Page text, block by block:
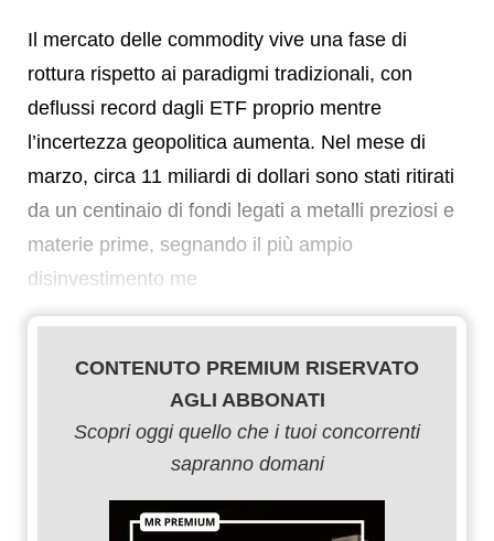
Il mercato delle commodity vive una fase di
rottura rispetto ai paradigmi tradizionali, con
deflussi record dagli ETF proprio mentre
l’incertezza geopolitica aumenta. Nel mese di
marzo, circa 11 miliardi di dollari sono stati ritirati
da un centinaio di fondi legati a metalli preziosi e
materie prime, segnando il più ampio
disinvestimento me
CONTENUTO PREMIUM RISERVATO
AGLI ABBONATI
Scopri oggi quello che i tuoi concorrenti
sapranno domani